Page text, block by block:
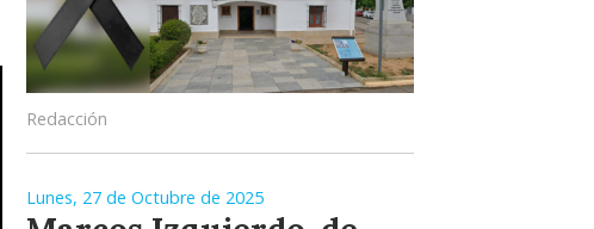
Redacción
Lunes, 27 de Octubre de 2025